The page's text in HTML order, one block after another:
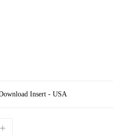
Insert - USA
+